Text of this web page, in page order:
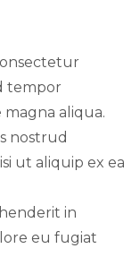
tempor
aliqua.
nostrud
ut aliquip ex ea
in
eu fugiat